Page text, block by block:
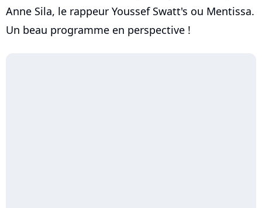
Anne Sila, le rappeur Youssef Swatt's ou Mentissa.
Un beau programme en perspective !